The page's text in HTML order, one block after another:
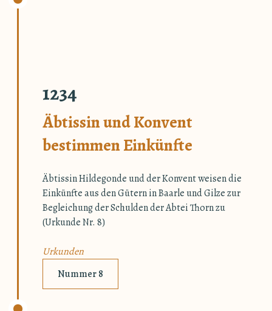
1234
Äbtissin und Konvent
bestimmen Einkünfte
Äbtissin Hildegonde und der Konvent weisen die
Einkünfte aus den Gütern in Baarle und Gilze zur
Begleichung der Schulden der Abtei Thorn zu
(Urkunde Nr. 8)
Urkunden
Nummer 8